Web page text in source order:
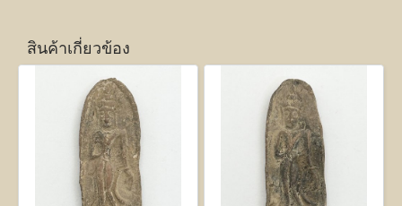
สินค้าเกี่ยวข้อง